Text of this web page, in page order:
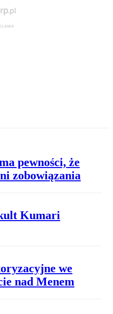
pewności, że
zobowiązania
Kumari
we
nad Menem